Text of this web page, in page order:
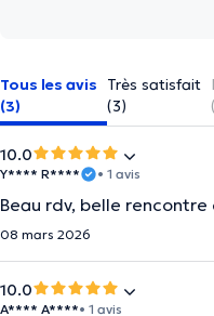
Tous les avis
(3)
Très satisfait
(3)
10.0
Y**** R**** • 1 avis
Beau rdv, belle
08 mars 2026
10.0
A**** A****• 1 avis